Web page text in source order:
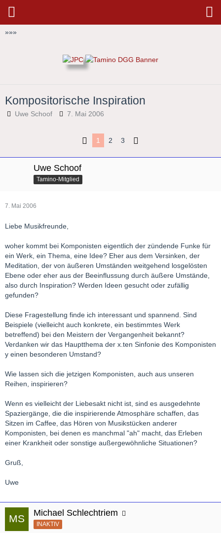
»»»
Kompositorische Inspiration
Uwe Schoof 7. Mai 2006
1 2 3
Uwe Schoof
Tamino-Mitglied
7. Mai 2006
Liebe Musikfreunde,
woher kommt bei Komponisten eigentlich der zündende Funke für
ein Werk, ein Thema, eine Idee? Eher aus dem Versinken, der
Meditation, der von äußeren Umständen weitgehend losgelösten
Ebene oder eher aus der Beeinflussung durch äußere Umstände,
also durch Inspiration? Werden Ideen gesucht oder zufällig
gefunden?
Diese Fragestellung finde ich interessant und spannend. Sind
Beispiele (vielleicht auch konkrete, ein bestimmtes Werk
betreffend) bei den Meistern der Vergangenheit bekannt?
Verdanken wir das Hauptthema der x.ten Sinfonie des Komponisten
y einen besonderen Umstand?
Wie lassen sich die jetzigen Komponisten, auch aus unseren
Reihen, inspirieren?
Wenn es vielleicht der Liebesakt nicht ist, sind es ausgedehnte
Spaziergänge, die die inspirierende Atmosphäre schaffen, das
Sitzen im Caffee, das Hören von Musikstücken anderer
Komponisten, bei denen es manchmal "ah" macht, das Erleben
einer Krankheit oder sonstige außergewöhnliche Situationen?
Gruß,
Uwe
Michael Schlechtriem
INAKTIV